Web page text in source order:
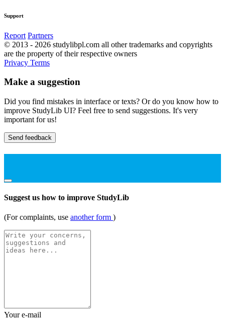
Support
Report Partners
© 2013 - 2026 studylibpl.com all other trademarks and copyrights
are the property of their respective owners
Privacy Terms
Make a suggestion
Did you find mistakes in interface or texts? Or do you know how to
improve StudyLib UI? Feel free to send suggestions. It's very
important for us!
Send feedback
Suggest us how to improve StudyLib
(For complaints, use another form )
Your e-mail